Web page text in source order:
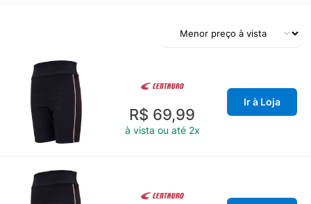
R$ 69,99
à vista ou até 2x
Ir à Loja